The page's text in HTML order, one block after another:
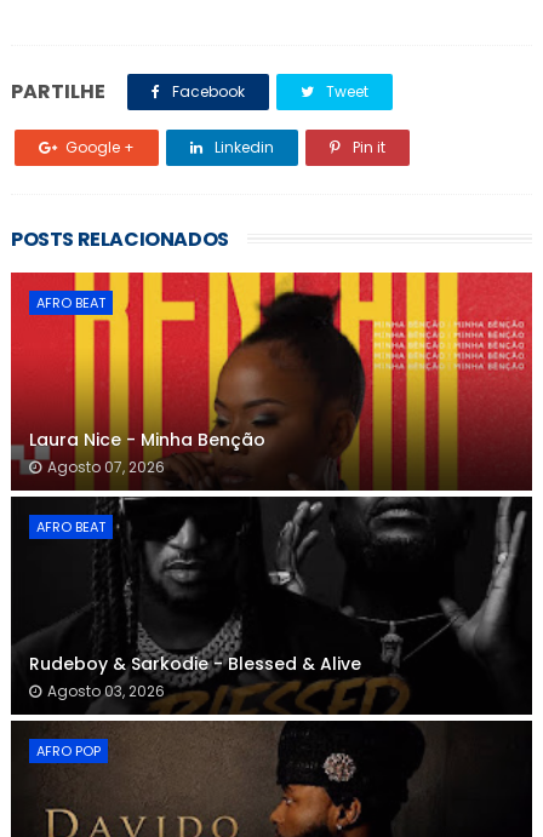
PARTILHE Facebook Tweet
Google + Linkedin Pin it
POSTS RELACIONADOS
AFRO BEAT
Laura Nice - Minha Benção
Agosto 07, 2026
AFRO BEAT
Rudeboy & Sarkodie - Blessed & Alive
Agosto 03, 2026
AFRO POP